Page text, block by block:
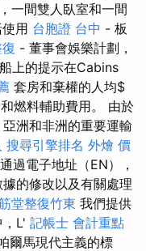
一間雙人臥室和一間
用 台胞證 台中 - 板
- 董事會娛樂計劃，
上的提示在Cabins
套房和棄權的人均$
燃料輔助費用。 由於
洲和非洲的重要運輸
搜尋引擎排名 外燴 價
過電子地址（EN），
的修改以及有關處理
堂整復竹東 我們提供
L' 記帳士 會計重點
爾馬現代主義的標